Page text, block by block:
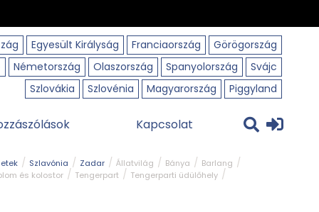
Egyesült Királyság Franciaország
Görögország
Németország Olaszország Spanyolország
Svájc
Szlovákia
Szlovénia Magyarország Piggyland
Kapcsolat
Szlavónia Zadar Állatvilág Bánya
Barlang
és kolostor
Tengerpart Tengerparti üdülőhely